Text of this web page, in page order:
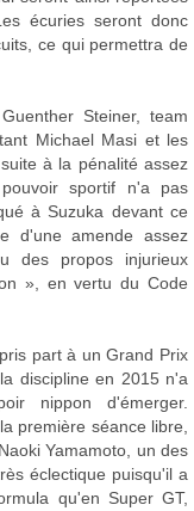
écuries seront donc
ce qui permettra de
Steiner, team
Michael Masi et les
à la pénalité assez
sportif n'a pas
à Suzuka devant ce
d'une amende assez
des propos injurieux
», en vertu du Code
part à un Grand Prix
discipline en 2015 n'a
nippon d'émerger.
première séance libre,
Yamamoto, un des
éclectique puisqu'il a
qu'en Super GT,